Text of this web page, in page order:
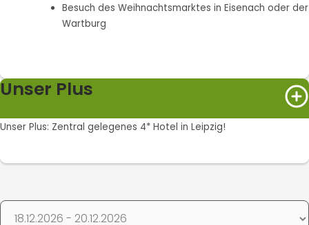
Besuch des Weihnachtsmarktes in Eisenach oder der
Wartburg
Unser Plus
Unser Plus: Zentral gelegenes 4* Hotel in Leipzig!